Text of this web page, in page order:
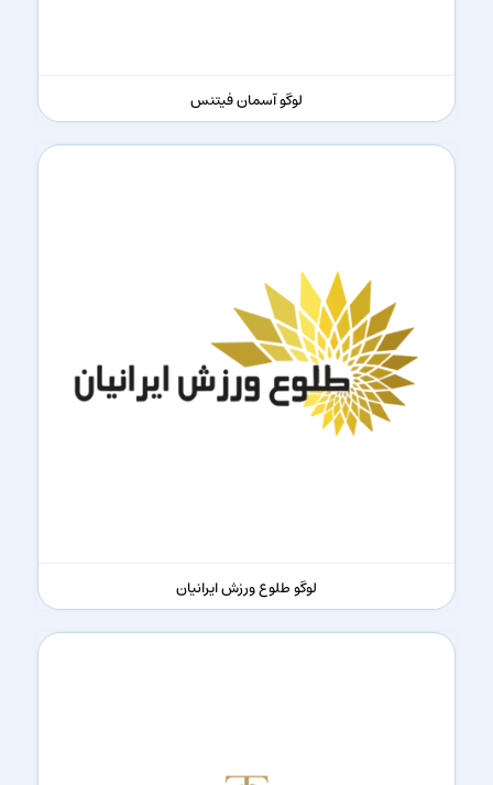
لوگو آسمان فیتنس
لوگو طلوع ورزش ایرانیان